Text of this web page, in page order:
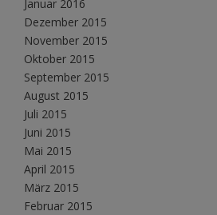
Januar 2016
Dezember 2015
November 2015
Oktober 2015
September 2015
August 2015
Juli 2015
Juni 2015
Mai 2015
April 2015
März 2015
Februar 2015